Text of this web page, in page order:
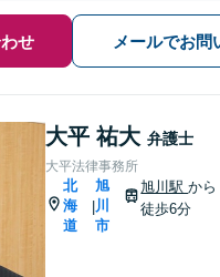
せ メールでお問
大平 祐大 弁護士
大平法律事務所
北
海
道
|
旭
川
市
旭川駅から
徒歩6分